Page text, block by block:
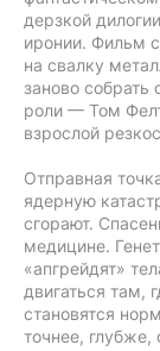
дерзкой
иронии. Фильм
на свалку
заново собрать
роли — Том
взрослой
Отправная
ядерную
сгорают.
медицине.
«апгрейдят»
двигаться там,
становятся
точнее, глубже,